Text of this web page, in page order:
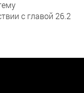
с главой 26.2